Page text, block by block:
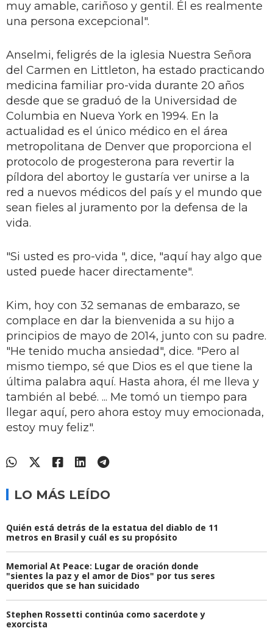
muy amable, cariñoso y gentil. Él es realmente
una persona excepcional".
Anselmi, feligrés de la iglesia Nuestra Señora
del Carmen en Littleton, ha estado practicando
medicina familiar pro-vida durante 20 años
desde que se graduó de la Universidad de
Columbia en Nueva York en 1994. En la
actualidad es el único médico en el área
metropolitana de Denver que proporciona el
protocolo de progesterona para revertir la
píldora del abortoy le gustaría ver unirse a la
red a nuevos médicos del país y el mundo que
sean fieles al juramento por la defensa de la
vida.
"Si usted es pro-vida ", dice, "aquí hay algo que
usted puede hacer directamente".
Kim, hoy con 32 semanas de embarazo, se
complace en dar la bienvenida a su hijo a
principios de mayo de 2014, junto con su padre.
"He tenido mucha ansiedad", dice. "Pero al
mismo tiempo, sé que Dios es el que tiene la
última palabra aquí. Hasta ahora, él me lleva y
también al bebé. ... Me tomó un tiempo para
llegar aquí, pero ahora estoy muy emocionada,
estoy muy feliz".
LO MÁS LEÍDO
Quién está detrás de la estatua del diablo de 11
metros en Brasil y cuál es su propósito
Memorial At Peace: Lugar de oración donde
"sientes la paz y el amor de Dios" por tus seres
queridos que se han suicidado
Stephen Rossetti continúa como sacerdote y
exorcista